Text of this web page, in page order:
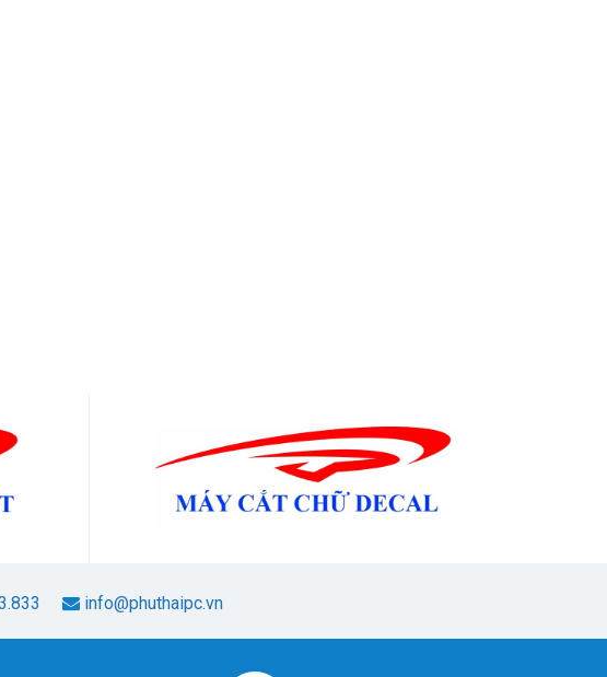
info@phuthaipc.vn